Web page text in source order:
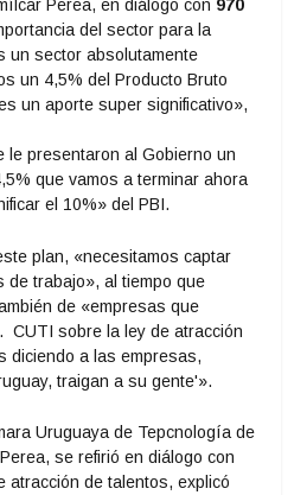
Perea, en diálogo con 970
del sector para la
un sector absolutamente
un 4,5% del Producto Bruto
un aporte super significativo»,
le presentaron al Gobierno un
que vamos a terminar ahora
el 10%» del PBI.
plan, «necesitamos captar
de trabajo», al tiempo que
de «empresas que
CUTI sobre la ley de atracción
diciendo a las empresas,
traigan a su gente'».
Uruguaya de Tepcnología de
se refirió en diálogo con
atracción de talentos, explicó